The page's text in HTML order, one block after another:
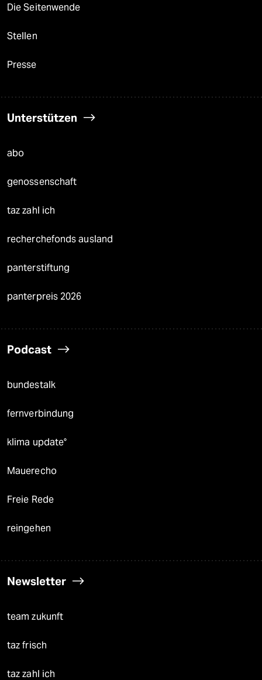
Die Seitenwende
Stellen
Presse
Unterstützen
abo
genossenschaft
taz zahl ich
recherchefonds ausland
panterstiftung
panterpreis 2026
Podcast
bundestalk
fernverbindung
klima update°
Mauerecho
Freie Rede
reingehen
Newsletter
team zukunft
taz frisch
taz zahl ich